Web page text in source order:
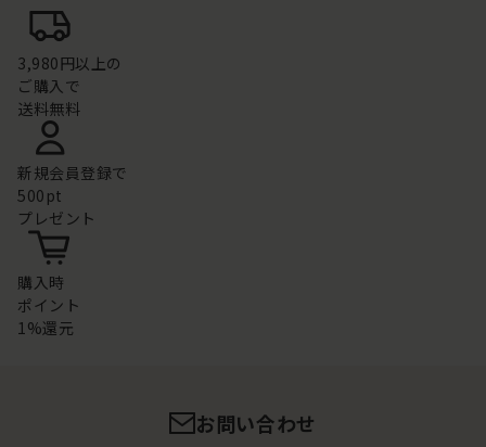
3,980円以上の
ご購入で
送料無料
新規会員登録で
500pt
プレゼント
購入時
ポイント
1%還元
お問い合わせ